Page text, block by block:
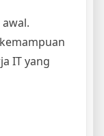
IT yang